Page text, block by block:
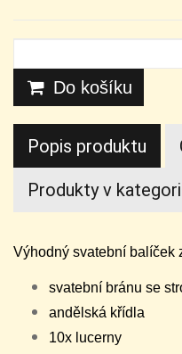
Do košíku
Popis produktu
Produkty v
Výhodný svatební balíček
svatební bránu se
andělská křídla
10x lucerny